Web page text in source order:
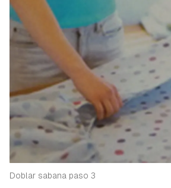
Doblar sabana paso 3